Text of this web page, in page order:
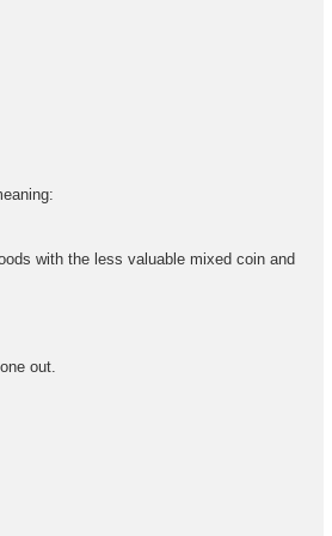
with the less valuable mixed coin and
out.